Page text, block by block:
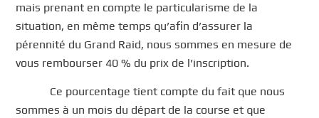
mais prenant en compte le particularisme de la
situation, en même temps qu’afin d’assurer la
pérennité du Grand Raid, nous sommes en mesure de
vous rembourser 40 % du prix de l’inscription.
Ce pourcentage tient compte du fait que nous
sommes à un mois du départ de la course et que